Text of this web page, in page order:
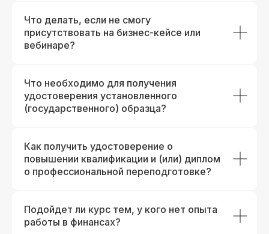
Что делать, если не смогу
присутствовать на бизнес-кейсе или
вебинаре?
Что необходимо для получения
удостоверения установленного
(государственного) образца?
Как получить удостоверение о
повышении квалификации и (или) диплом
о профессиональной переподготовке?
Подойдет ли курс тем, у кого нет опыта
работы в финансах?